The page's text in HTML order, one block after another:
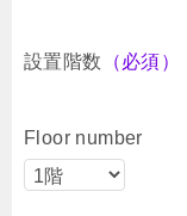
設置階数 （必須）
Floor number